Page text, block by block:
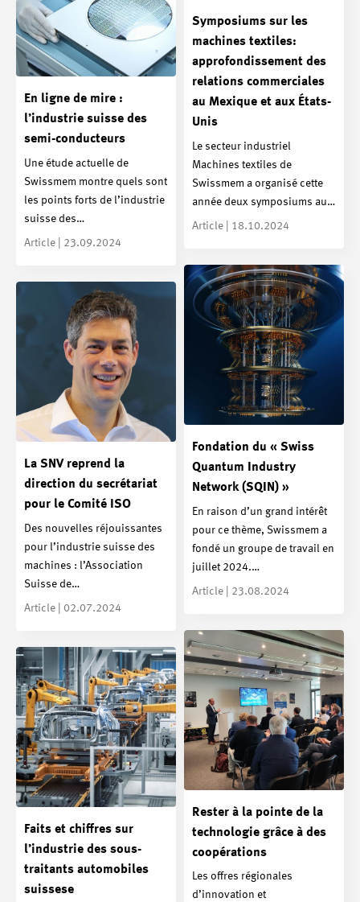
Symposiums sur les
machines textiles:
approfondissement des
relations commerciales
au Mexique et aux États-
Unis
Le secteur industriel
Machines textiles de
Swissmem a organisé cette
année deux symposiums au…
Article | 18.10.2024
En ligne de mire :
l’industrie suisse des
semi-conducteurs
Une étude actuelle de
Swissmem montre quels sont
les points forts de l’industrie
suisse des…
Article | 23.09.2024
Fondation du « Swiss
Quantum Industry
Network (SQIN) »
En raison d’un grand intérêt
pour ce thème, Swissmem a
fondé un groupe de travail en
juillet 2024.…
Article | 23.08.2024
La SNV reprend la
direction du secrétariat
pour le Comité ISO
Des nouvelles réjouissantes
pour l’industrie suisse des
machines : l’Association
Suisse de…
Article | 02.07.2024
Rester à la pointe de la
technologie grâce à des
coopérations
Les offres régionales
d’innovation et
Faits et chiffres sur
l’industrie des sous-
traitants automobiles
suissese